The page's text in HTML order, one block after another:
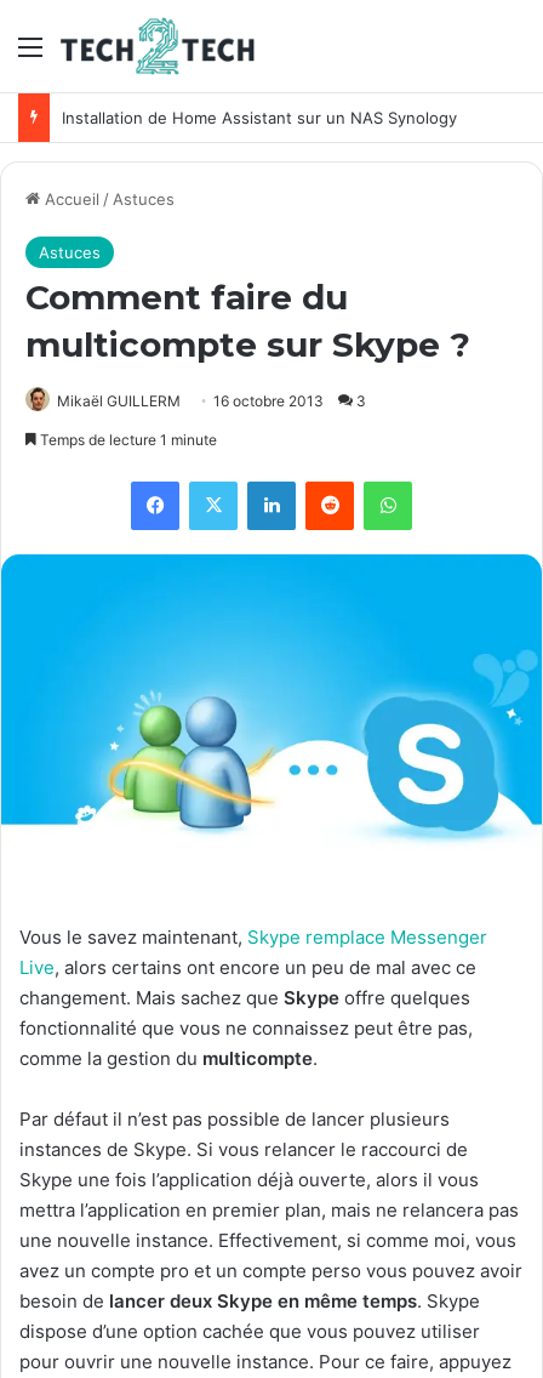
Menu
Installation de Home Assistant sur un NAS Synology
Accueil /Astuces
Astuces
Comment faire du
multicompte sur Skype ?
Mikaël GUILLERM 16 octobre 2013 3
Temps de lecture 1 minute
Vous le savez maintenant, Skype remplace Messenger
Live, alors certains ont encore un peu de mal avec ce
changement. Mais sachez que Skype offre quelques
fonctionnalité que vous ne connaissez peut être pas,
comme la gestion du multicompte.
Par défaut il n’est pas possible de lancer plusieurs
instances de Skype. Si vous relancer le raccourci de
Skype une fois l’application déjà ouverte, alors il vous
mettra l’application en premier plan, mais ne relancera pas
une nouvelle instance. Effectivement, si comme moi, vous
avez un compte pro et un compte perso vous pouvez avoir
besoin de lancer deux Skype en même temps. Skype
dispose d’une option cachée que vous pouvez utiliser
pour ouvrir une nouvelle instance. Pour ce faire, appuyez